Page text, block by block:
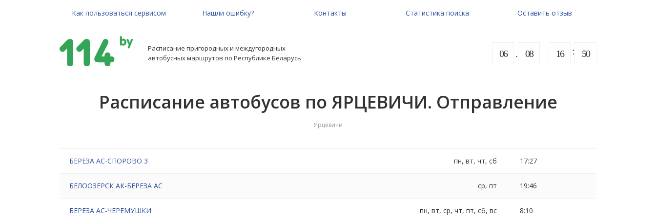
Как пользоваться сервисом Нашли ошибку? Контакты Статистика поиска Оставить отзыв
Расписание пригородных и междугородных
автобусных маршрутов по Республике Беларусь
06 08 16 50
Расписание автобусов по ЯРЦЕВИЧИ. Отправление
Ярцевичи
БЕРЕЗА АС-СПОРОВО 3 пн, вт, чт, сб 17:27
БЕЛООЗЕРСК АК-БЕРЕЗА АС ср, пт 19:46
БЕРЕЗА АС-ЧЕРЕМУШКИ пн, вт, ср, чт, пт, сб, вс 8:10